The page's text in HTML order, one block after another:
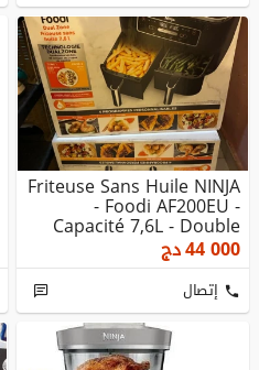
Friteuse Sans Huile NINJA
- Foodi AF200EU -
Capacité 7,6L - Double
Cuv...
44 000دج
إتصال